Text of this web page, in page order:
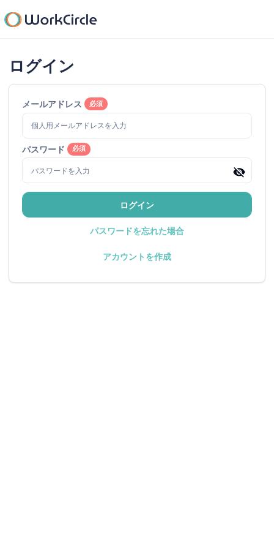
ログイン
メールアドレス 必須
パスワード 必須
ログイン
パスワードを忘れた場合
アカウントを作成